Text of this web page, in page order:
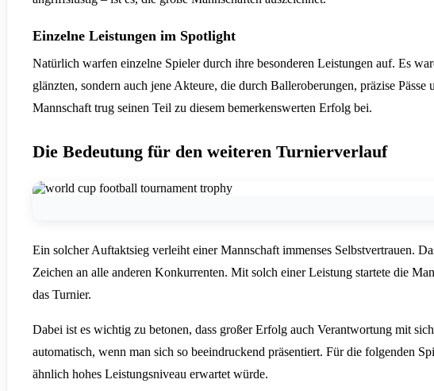
Einzelne Leistungen im Spotlight
Natürlich warfen einzelne Spieler durch ihre besonderen Leistungen auf. Es
glänzten, sondern auch jene Akteure, die durch Balleroberungen, präzise
Mannschaft trug seinen Teil zu diesem bemerkenswerten Erfolg bei.
Die Bedeutung für den weiteren Turnierverlauf
Ein solcher Auftaktsieg verleiht einer Mannschaft immenses Selbstvertrauen.
Zeichen an alle anderen Konkurrenten. Mit solch einer Leistung startete die
das Turnier.
Dabei ist es wichtig zu betonen, dass großer Erfolg auch Verantwortung mit
automatisch, wenn man sich so beeindruckend präsentiert. Für die folgenden
ähnlich hohes Leistungsniveau erwartet würde.